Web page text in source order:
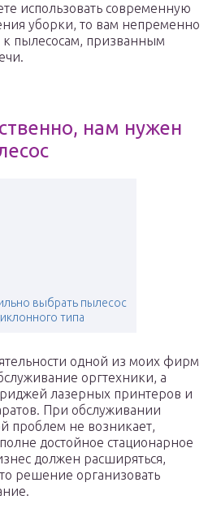
использовать современную
уборки, то вам непременно
к пылесосам, призванным
нам нужен
выбрать пылесос
типа
одной из моих фирм
оргтехники, а
лазерных принтеров и
При обслуживании
проблем не возникает,
достойное стационарное
должен расширяться,
решение организовать